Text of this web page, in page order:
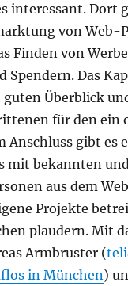
interessant. Dort
von Web-
Finden von
Spendern. Das
Überblick
für den ein
Anschluss gibt es
mit bekannten
aus dem
Projekte
plaudern. Mit
Armbruster (
in München)